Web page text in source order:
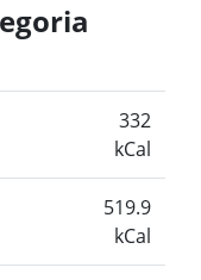
332
kCal
519.9
kCal